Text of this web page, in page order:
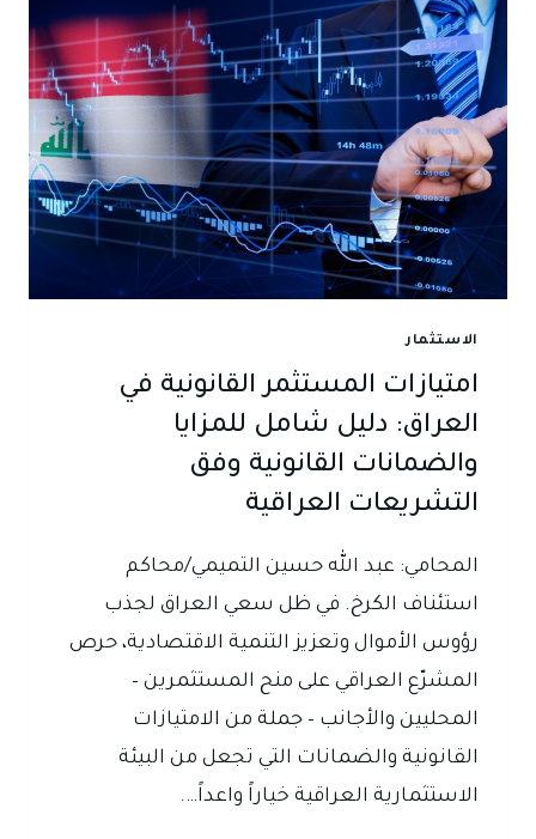
الاستثمار
امتيازات المستثمر القانونية في
العراق: دليل شامل للمزايا
والضمانات القانونية وفق
التشريعات العراقية
المحامي: عبد الله حسين التميمي/محاكم
استئناف الكرخ. في ظل سعي العراق لجذب
رؤوس الأموال وتعزيز التنمية الاقتصادية، حرص
المشرّع العراقي على منح المستثمرين –
المحليين والأجانب – جملة من الامتيازات
القانونية والضمانات التي تجعل من البيئة
الاستثمارية العراقية خياراً واعداً….